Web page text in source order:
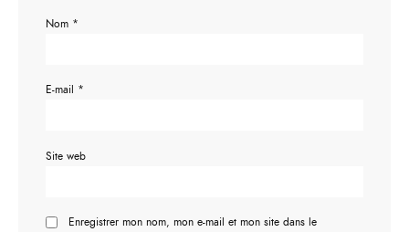
Nom *
E-mail *
Site web
Enregistrer mon nom, mon e-mail et mon site dans le